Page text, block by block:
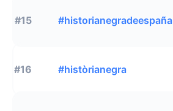
#15 #historianegradeespaña
#16 #històrianegra